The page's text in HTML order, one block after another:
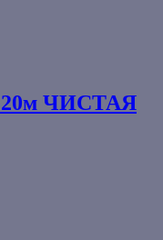
ЧИСТАЯ